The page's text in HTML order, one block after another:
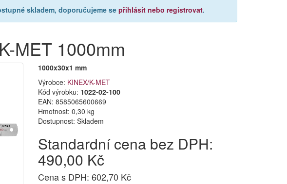
skladem, doporučujeme sepřihlásit nebo registrovat.
MET 1000mm
1000x30x1 mm
Výrobce: KINEX/K-MET
Kód výrobku: 1022-02-100
EAN:8585065600669
Hmotnost: 0,30 kg
Dostupnost:Skladem
Standardní cena bez DPH:
490,00 Kč
Cena s DPH: 602,70 Kč